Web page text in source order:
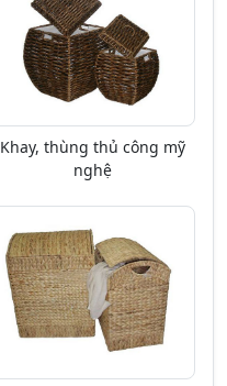
Khay, thùng thủ công mỹ
nghệ